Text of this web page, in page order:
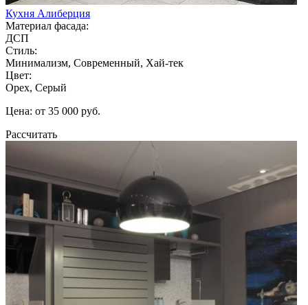
Кухня Алиберция
Материал фасада:
ДСП
Стиль:
Минимализм, Современный, Хай-тек
Цвет:
Орех, Серый
Цена: от 35 000 руб.
Рассчитать